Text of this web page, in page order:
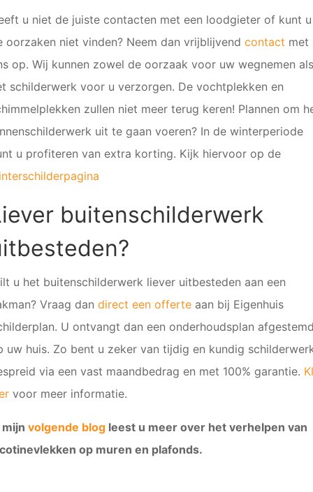
u niet de juiste contacten met een loodgieter of kunt u
oorzaken niet vinden? Neem dan vrijblijvend contact met
op. Wij kunnen zowel de oorzaak voor uw wegnemen als
schilderwerk voor u verzorgen. De vochtplekken en
zullen niet meer terug keren! Plannen om
uit te gaan voeren? In de winterperiode
u profiteren van extra korting. Kijk hiervoor op de
buitenschilderwerk
u het buitenschilderwerk liever uitbesteden aan een
Vraag dan direct een offerte aan bij Eigenhuis
U ontvangt dan een onderhoudsplan
uw huis. Zo bent u zeker van tijdig en kundig
via een vast maandbedrag en met 100% garantie.
voor meer informatie.
mijn volgende blog leest u meer over het verhelpen van
op muren en plafonds.